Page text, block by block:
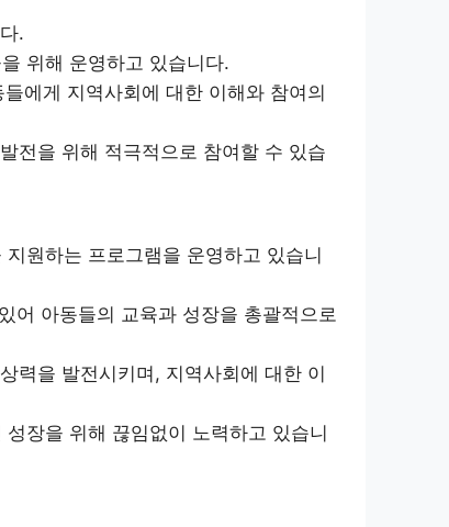
.
위해 운영하고 있습니다.
에게 지역사회에 대한 이해와 참여의
전을 위해 적극적으로 참여할 수 있습
원하는 프로그램을 운영하고 있습니
어 아동들의 교육과 성장을 총괄적으로
력을 발전시키며, 지역사회에 대한 이
장을 위해 끊임없이 노력하고 있습니